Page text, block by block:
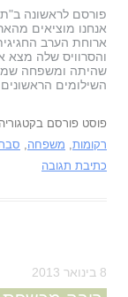
אנחנו מוציאים
ארוחת הערב
והסרוויס שלה מצא
שהיתה ומשפחה
השילומים
פוסט פורסם בקטגוריה
רקומות, משפחה,
כתיבת תגובה
8 בינואר 2013